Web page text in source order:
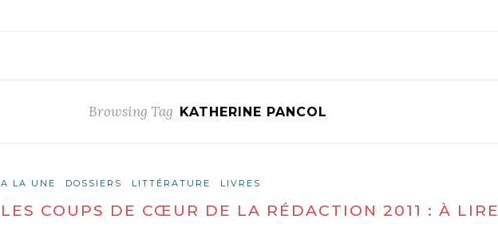
Browsing Tag KATHERINE PANCOL
A LA UNE DOSSIERS LITTÉRATURE LIVRES
LES COUPS DE CŒUR DE LA RÉDACTION 2011 : À LIRE